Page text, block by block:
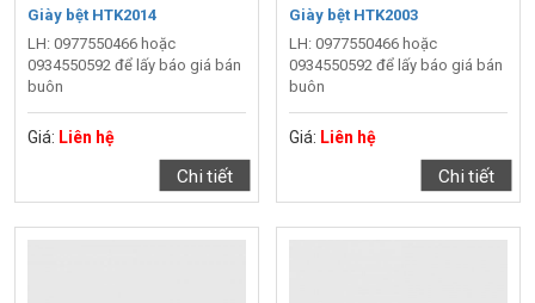
Giày bệt HTK2014
LH: 0977550466 hoặc
0934550592 để lấy báo giá bán
buôn
Giá: Liên hệ
Chi tiết
Giày bệt HTK2003
LH: 0977550466 hoặc
0934550592 để lấy báo giá bán
buôn
Giá: Liên hệ
Chi tiết